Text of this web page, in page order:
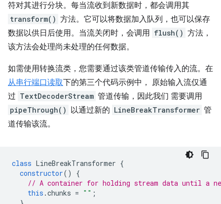
符对其进行分块。每当流收到新数据时，都会调用其
transform() 方法。它可以将数据加入队列，也可以保存
数据以供日后使用。当流关闭时，会调用 flush() 方法，
该方法会处理尚未处理的任何数据。
如需使用转换流类，您需要通过该类管道传输传入的流。在
从串行端口读取下的第三个代码示例中， 原始输入流仅通
过 TextDecoderStream 管道传输，因此我们 需要调用
pipeThrough() 以通过新的 LineBreakTransformer 管
道传输该流。
class LineBreakTransformer {
constructor()
{
// A container for holding stream data until a
this .chunks = "" ;